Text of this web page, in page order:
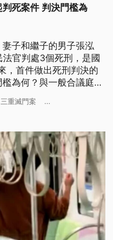
死案件 判決門檻為
子和繼子的男子張泓
官判處3個死刑，是國
，首件做出死刑判決的
為何？與一般合議庭有
三重滅門案 ...